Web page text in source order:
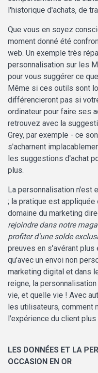
l'historique d'achats, de
Que vous en soyez
moment donné été
web. Un exemple très
personnalisation sur les
pour vous suggérer ce
Même si ces outils sont
différencieront pas si
ordinateur pour faire ses
retrouvez avec la
Grey, par exemple - ce
s'acharnent
les suggestions d'achat
plus.
La personnalisation n'est
; la pratique est
domaine du marketing
rejoindre dans notre
profiter d'une solde
preuves en s'avérant
qu'avec un envoi non
marketing digital et dans
reigne, la
vie, et quelle vie ! Avec
les utilisateurs, comment
l'expérience du client
LES DONNÉES ET LA
OCCASION EN OR